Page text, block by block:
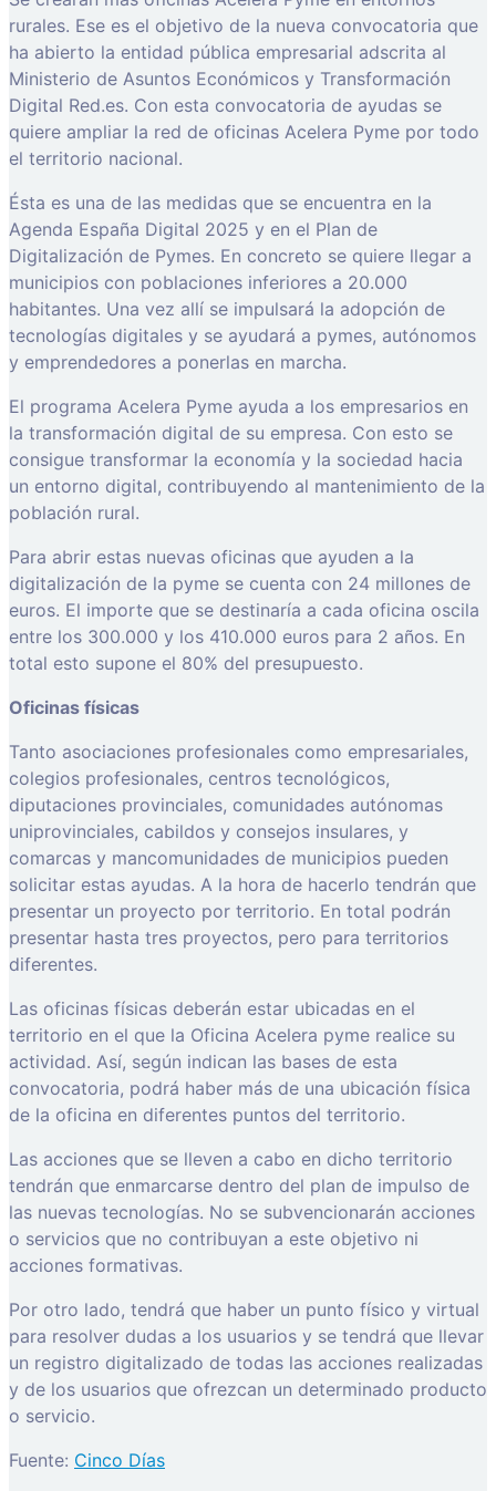
rurales. Ese es el objetivo de la nueva convocatoria que
ha abierto la entidad pública empresarial adscrita al
Ministerio de Asuntos Económicos y Transformación
Digital Red.es. Con esta convocatoria de ayudas se
quiere ampliar la red de oficinas Acelera Pyme por todo
el territorio nacional.
Ésta es una de las medidas que se encuentra en la
Agenda España Digital 2025 y en el Plan de
Digitalización de Pymes. En concreto se quiere llegar a
municipios con poblaciones inferiores a 20.000
habitantes. Una vez allí se impulsará la adopción de
tecnologías digitales y se ayudará a pymes, autónomos
y emprendedores a ponerlas en marcha.
El programa Acelera Pyme ayuda a los empresarios en
la transformación digital de su empresa. Con esto se
consigue transformar la economía y la sociedad hacia
un entorno digital, contribuyendo al mantenimiento de la
población rural.
Para abrir estas nuevas oficinas que ayuden a la
digitalización de la pyme se cuenta con 24 millones de
euros. El importe que se destinaría a cada oficina oscila
entre los 300.000 y los 410.000 euros para 2 años. En
total esto supone el 80% del presupuesto.
Oficinas físicas
Tanto asociaciones profesionales como empresariales,
colegios profesionales, centros tecnológicos,
diputaciones provinciales, comunidades autónomas
uniprovinciales, cabildos y consejos insulares, y
comarcas y mancomunidades de municipios pueden
solicitar estas ayudas. A la hora de hacerlo tendrán que
presentar un proyecto por territorio. En total podrán
presentar hasta tres proyectos, pero para territorios
diferentes.
Las oficinas físicas deberán estar ubicadas en el
territorio en el que la Oficina Acelera pyme realice su
actividad. Así, según indican las bases de esta
convocatoria, podrá haber más de una ubicación física
de la oficina en diferentes puntos del territorio.
Las acciones que se lleven a cabo en dicho territorio
tendrán que enmarcarse dentro del plan de impulso de
las nuevas tecnologías. No se subvencionarán acciones
o servicios que no contribuyan a este objetivo ni
acciones formativas.
Por otro lado, tendrá que haber un punto físico y virtual
para resolver dudas a los usuarios y se tendrá que llevar
un registro digitalizado de todas las acciones realizadas
y de los usuarios que ofrezcan un determinado producto
o servicio.
Fuente: Cinco Días